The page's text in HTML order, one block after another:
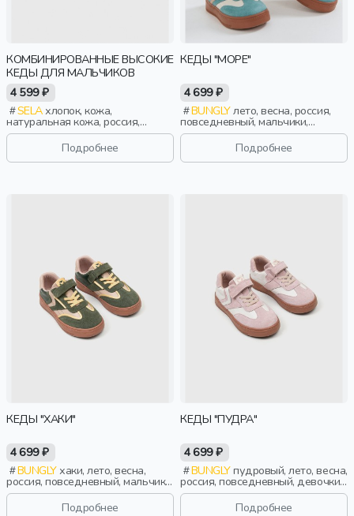
КОМБИНИРОВАННЫЕ ВЫСОКИЕ
КЕДЫ ДЛЯ МАЛЬЧИКОВ
4 599 ₽
SELAхлопок, кожа,
натуральная кожа, россия,
шнурки, застежка, школа,
прорези, эластичные,
перфорация, мальчики, дети
Подробнее
КЕДЫ "МОРЕ"
4 699 ₽
BUNGLYлето, весна, россия,
повседневный, мальчики,
малыши, дошкольники, дети
Подробнее
КЕДЫ "ХАКИ"
4 699 ₽
BUNGLYхаки, лето, весна,
россия, повседневный, мальчики,
школьники, подростки, дети
Подробнее
КЕДЫ "ПУДРА"
4 699 ₽
BUNGLYпудровый, лето, весна,
россия, повседневный, девочки,
малыши, дошкольники, дети
Подробнее